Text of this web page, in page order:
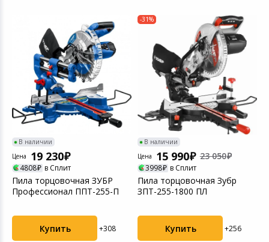
В наличии
Цена
19 230
4808 в Сплит
Пила торцовочная ЗУБР
Профессионал ППТ-255-П
Купить +308
-31%
В наличии
Цена
15 990 23 050
3998 в Сплит
Пила торцовочная Зубр
ЗПТ-255-1800 ПЛ
Купить +256